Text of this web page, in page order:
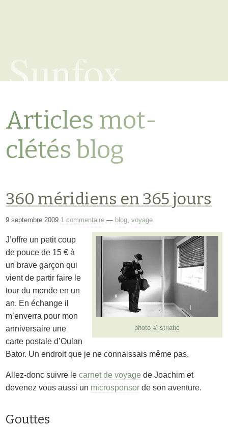
Sunfox
Articles mot-
clétés blog
360 méridiens en 365 jours
9 septembre 2009 1 commentaire — blog ,voyage
photo © striatic
J’offre un petit coup
de pouce de 15 € à
un brave garçon qui
vient de partir faire le
tour du monde en un
an. En échange il
m’enverra pour mon
anniversaire une
carte postale d’Oulan
Bator. Un endroit que je ne connaissais même pas.
Allez-donc suivre lecarnet de voyage de Joachim et
devenez vous aussi un microsponsor de son aventure.
Gouttes